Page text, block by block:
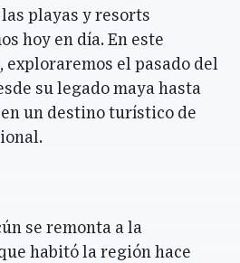
playas y resorts
hoy en día. En este
el pasado del
su legado maya hasta
un destino turístico de
se remonta a la
habitó la región hace